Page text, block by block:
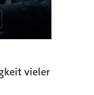
vieler